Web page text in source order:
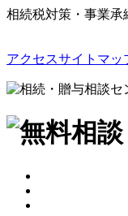
相続税対策・事業承
アクセスサイトマッ